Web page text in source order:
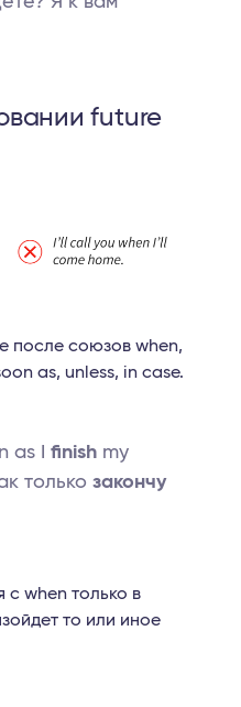
future
после союзов when,
as, unless, in case.
as I finish my
только закончу
с when только в
то или иное